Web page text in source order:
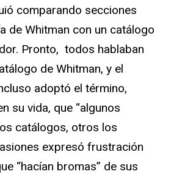
comparando secciones
de Whitman con un catálogo
Pronto, todos hablaban
de Whitman, y el
adoptó el término,
su vida, que “algunos
catálogos, otros los
expresó frustración
“hacían bromas” de sus